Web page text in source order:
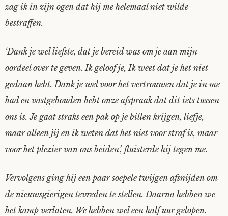
zag ik in zijn ogen dat hij me helemaal niet wilde
bestraffen.
‘Dank je wel liefste, dat je bereid was om je aan mijn
oordeel over te geven. Ik geloof je, Ik weet dat je het niet
gedaan hebt. Dank je wel voor het vertrouwen dat je in me
had en vastgehouden hebt onze afspraak dat dit iets tussen
ons is. Je gaat straks een pak op je billen krijgen, liefje,
maar alleen jij en ik weten dat het niet voor straf is, maar
voor het plezier van ons beiden’, fluisterde hij tegen me.
Vervolgens ging hij een paar soepele twijgen afsnijden om
de nieuwsgierigen tevreden te stellen. Daarna hebben we
het kamp verlaten. We hebben wel een half uur gelopen.